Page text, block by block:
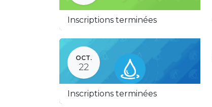
Inscriptions terminées
OCT.
22
Inscriptions terminées